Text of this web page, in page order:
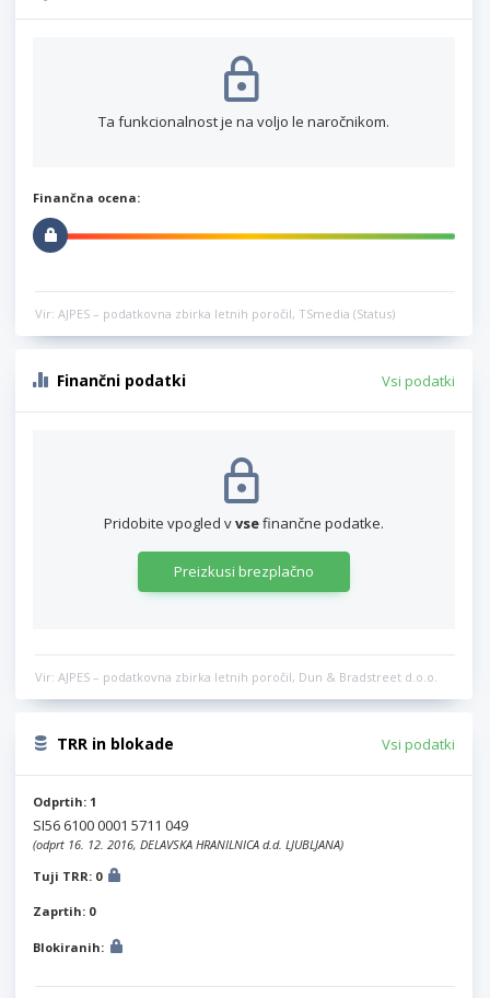
Ta funkcionalnost je na voljo le naročnikom.
Finančna ocena:
Vir: AJPES – podatkovna zbirka letnih poročil, TSmedia (Status)
Finančni podatki Vsi podatki
Pridobite vpogled vvsefinančne podatke.
Preizkusi brezplačno
Vir: AJPES – podatkovna zbirka letnih poročil, Dun & Bradstreet d.o.o.
TRR in blokade Vsi podatki
Odprtih: 1
SI56 6100 0001 5711 049
(odprt 16. 12. 2016, DELAVSKA HRANILNICA d.d. LJUBLJANA)
Tuji TRR: 0
Zaprtih: 0
Blokiranih: